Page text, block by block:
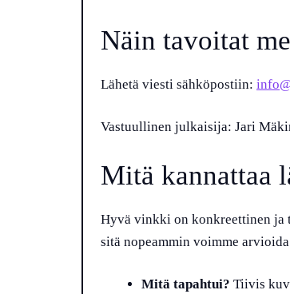
Näin tavoitat
Lähetä viesti sähköpostiin:
Vastuullinen julkaisija: Jari
Mitä kannattaa
Hyvä vinkki on konkreettinen ja
sitä nopeammin voimme
Mitä tapahtui? Tiivis